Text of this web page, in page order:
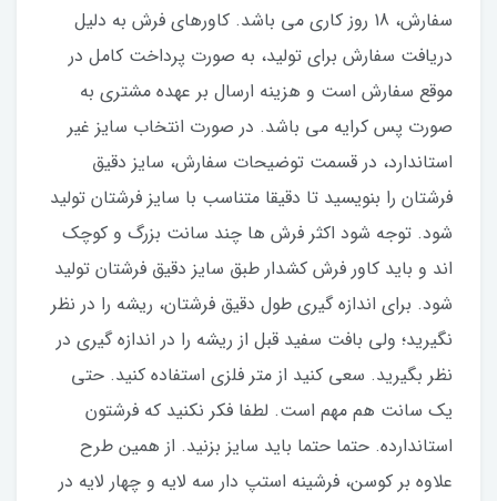
سفارش، 18 روز کاری می باشد. کاورهای فرش به دلیل
دریافت سفارش برای تولید، به صورت پرداخت کامل در
موقع سفارش است و هزینه ارسال بر عهده مشتری به
صورت پس کرایه می باشد. در صورت انتخاب سایز غیر
استاندارد، در قسمت توضیحات سفارش، سایز دقیق
فرشتان را بنویسید تا دقیقا متناسب با سایز فرشتان تولید
شود. توجه شود اکثر فرش ها چند سانت بزرگ و کوچک
اند و باید کاور فرش کشدار طبق سایز دقیق فرشتان تولید
شود. برای اندازه گیری طول دقیق فرشتان، ریشه را در نظر
نگیرید؛ ولی بافت سفید قبل از ریشه را در اندازه گیری در
نظر بگیرید. سعی کنید از متر فلزی استفاده کنید. حتی
یک سانت هم مهم است. لطفا فکر نکنید که فرشتون
استاندارده. حتما حتما باید سایز بزنید. از همین طرح
علاوه بر کوسن، فرشینه استپ دار سه لایه و چهار لایه در